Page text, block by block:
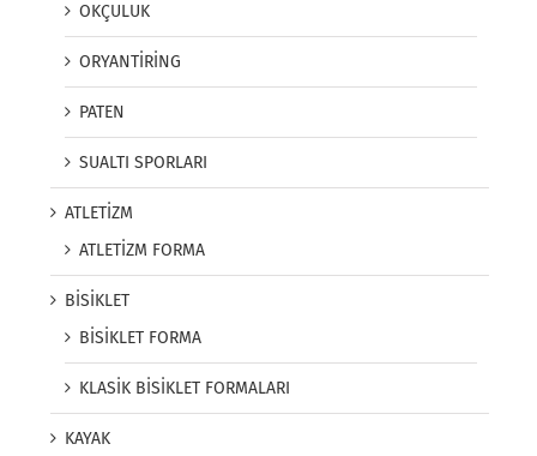
OKÇULUK
ORYANTİRİNG
PATEN
SUALTI SPORLARI
ATLETİZM
ATLETİZM FORMA
BİSİKLET
BİSİKLET FORMA
KLASİK BİSİKLET FORMALARI
KAYAK